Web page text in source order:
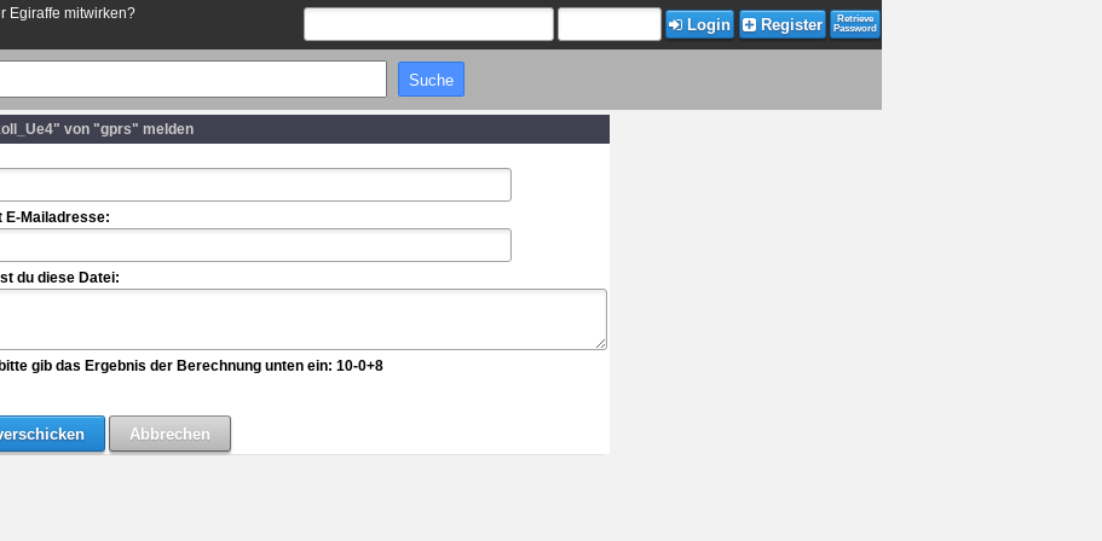
Egiraffe mitwirken?
Login Register
Retrieve
Password
von "gprs" melden
E-Mailadresse:
du diese Datei:
gib das Ergebnis der Berechnung unten ein: 10-0+8